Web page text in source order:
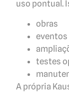
uso pontual.
obras
testes
A própria